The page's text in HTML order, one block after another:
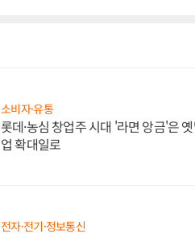
소비자·유통
롯데·농심 창업주 시대 '라면 앙금'은
업 확대일로
전자·전기·정보통신